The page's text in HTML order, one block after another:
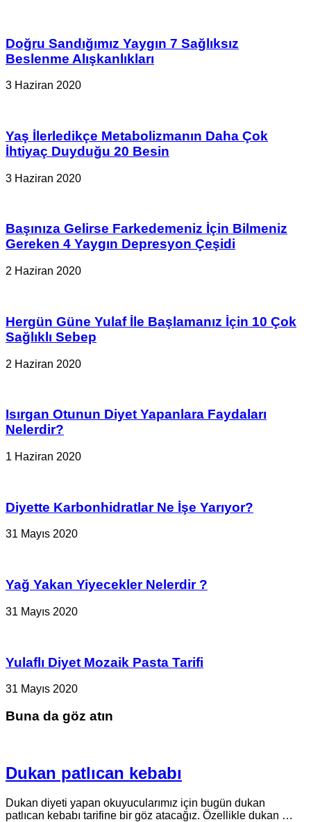
Doğru Sandığımız Yaygın 7 Sağlıksız
Beslenme Alışkanlıkları
3 Haziran 2020
Yaş İlerledikçe Metabolizmanın Daha Çok
İhtiyaç Duyduğu 20 Besin
3 Haziran 2020
Başınıza Gelirse Farkedemeniz İçin Bilmeniz
Gereken 4 Yaygın Depresyon Çeşidi
2 Haziran 2020
Hergün Güne Yulaf İle Başlamanız İçin 10 Çok
Sağlıklı Sebep
2 Haziran 2020
Isırgan Otunun Diyet Yapanlara Faydaları
Nelerdir?
1 Haziran 2020
Diyette Karbonhidratlar Ne İşe Yarıyor?
31 Mayıs 2020
Yağ Yakan Yiyecekler Nelerdir ?
31 Mayıs 2020
Yulaflı Diyet Mozaik Pasta Tarifi
31 Mayıs 2020
Buna da göz atın
Dukan patlıcan kebabı
Dukan diyeti yapan okuyucularımız için bugün dukan
patlıcan kebabı tarifine bir göz atacağız. Özellikle dukan …